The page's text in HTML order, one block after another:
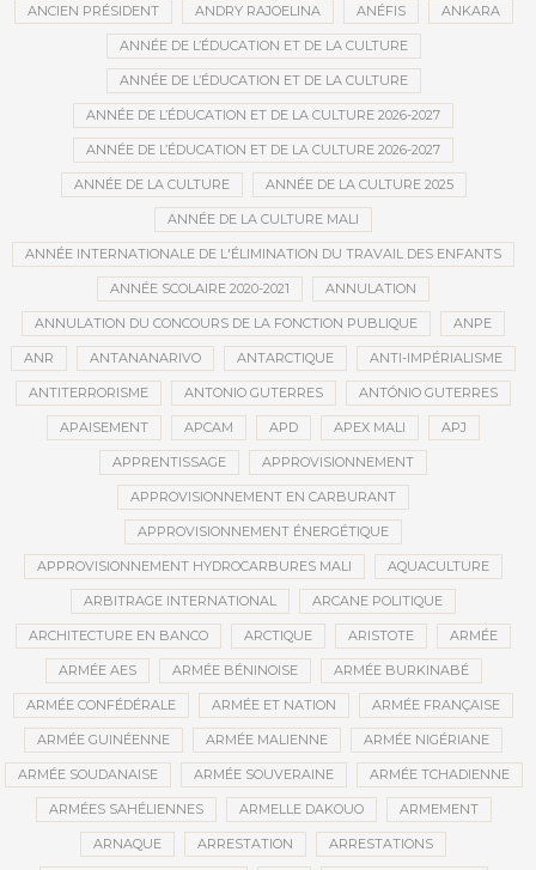
ANCIEN PRÉSIDENT ANDRY RAJOELINA ANÉFIS ANKARA
ANNÉE DE L’ÉDUCATION ET DE LA CULTURE
ANNÉE DE L’ÉDUCATION ET DE LA CULTURE
ANNÉE DE L’ÉDUCATION ET DE LA CULTURE 2026-2027
ANNÉE DE L’ÉDUCATION ET DE LA CULTURE 2026-2027
ANNÉE DE LA CULTURE ANNÉE DE LA CULTURE 2025
ANNÉE DE LA CULTURE MALI
ANNÉE INTERNATIONALE DE L'ÉLIMINATION DU TRAVAIL DES ENFANTS
ANNÉE SCOLAIRE 2020-2021 ANNULATION
ANNULATION DU CONCOURS DE LA FONCTION PUBLIQUE ANPE
ANR ANTANANARIVO ANTARCTIQUE ANTI-IMPÉRIALISME
ANTITERRORISME ANTONIO GUTERRES ANTÓNIO GUTERRES
APAISEMENT APCAM APD APEX MALI APJ
APPRENTISSAGE APPROVISIONNEMENT
APPROVISIONNEMENT EN CARBURANT
APPROVISIONNEMENT ÉNERGÉTIQUE
APPROVISIONNEMENT HYDROCARBURES MALI AQUACULTURE
ARBITRAGE INTERNATIONAL ARCANE POLITIQUE
ARCHITECTURE EN BANCO ARCTIQUE ARISTOTE ARMÉE
ARMÉE AES ARMÉE BÉNINOISE ARMÉE BURKINABÉ
ARMÉE CONFÉDÉRALE ARMÉE ET NATION ARMÉE FRANÇAISE
ARMÉE GUINÉENNE ARMÉE MALIENNE ARMÉE NIGÉRIANE
ARMÉE SOUDANAISE ARMÉE SOUVERAINE ARMÉE TCHADIENNE
ARMÉES SAHÉLIENNES ARMELLE DAKOUO ARMEMENT
ARNAQUE ARRESTATION ARRESTATIONS